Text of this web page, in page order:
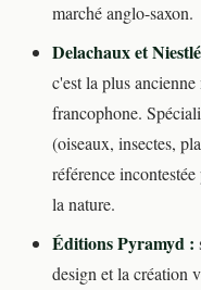
marché anglo-saxon.
Delachaux et
c'est la plus
francophone.
(oiseaux, insectes,
référence
la nature.
Éditions Pyramyd :
design et la création